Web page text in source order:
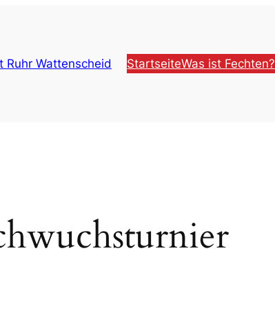
Wattenscheid
StartseiteWas ist Fechten?